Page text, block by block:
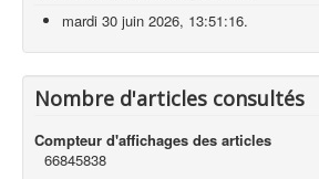
mardi 30 juin 2026, 13:51:16.
Nombre d'articles consultés
Compteur d'affichages des articles
66845838